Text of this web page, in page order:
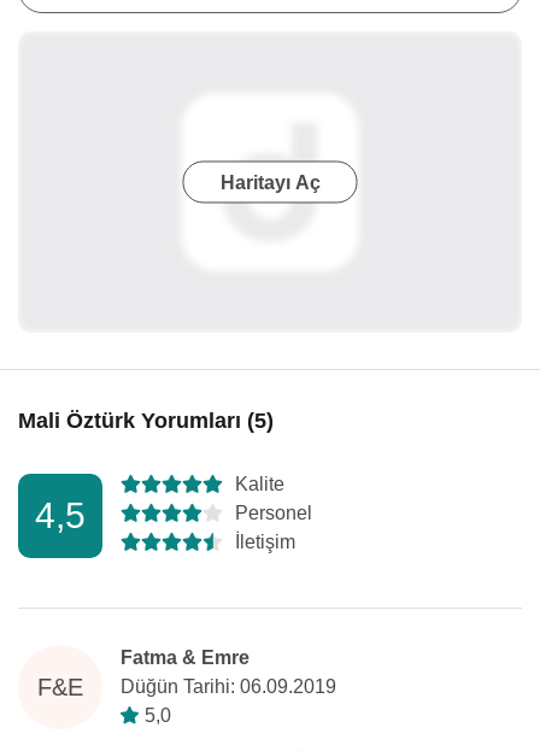
Haritayı Aç
Mali Öztürk Yorumları (5)
4,5
Kalite
Personel
İletişim
F&E
Fatma & Emre
Düğün Tarihi: 06.09.2019
5,0